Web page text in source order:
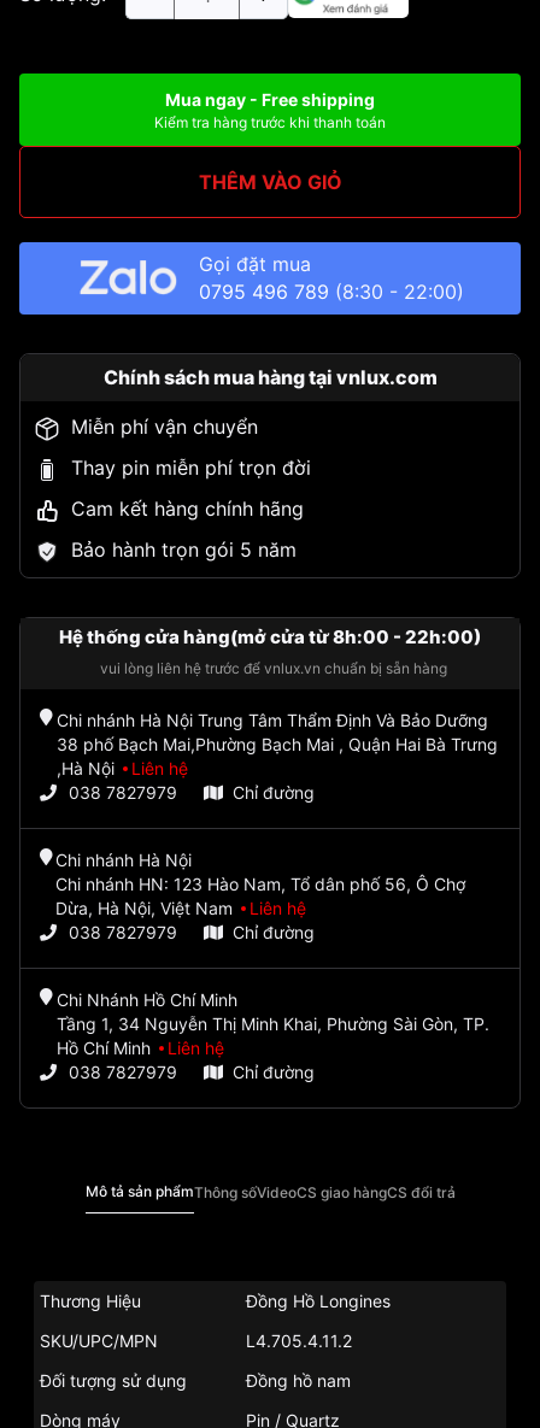
Mua ngay - Free shipping
Kiểm tra hàng trước khi thanh toán
THÊM VÀO GIỎ
Gọi đặt mua
0795 496 789 (8:30 - 22:00)
Chính sách mua hàng tại vnlux.com
Miễn phí vận chuyển
Thay pin miễn phí trọn đời
Cam kết hàng chính hãng
Bảo hành trọn gói 5 năm
Hệ thống cửa hàng(mở cửa từ 8h:00 - 22h:00)
vui lòng liên hệ trước để vnlux.vn chuẩn bị sẵn hàng
Chi nhánh Hà Nội Trung Tâm Thẩm Định Và Bảo Dưỡng
38 phố Bạch Mai,Phường Bạch Mai , Quận Hai Bà Trưng
,Hà Nội
Liên hệ
038 7827979
Chỉ đường
Chi nhánh Hà Nội
Chi nhánh HN: 123 Hào Nam, Tổ dân phố 56, Ô Chợ
Dừa, Hà Nội, Việt Nam
Liên hệ
038 7827979
Chỉ đường
Chi Nhánh Hồ Chí Minh
Tầng 1, 34 Nguyễn Thị Minh Khai, Phường Sài Gòn, TP.
Hồ Chí Minh
Liên hệ
038 7827979
Chỉ đường
Mô tả sản phẩmThông sốVideoCS giao hàngCS đổi trả
Thương Hiệu
Đồng Hồ Longines
SKU/UPC/MPN
L4.705.4.11.2
Đối tượng sử dụng
Đồng hồ nam
Dòng máy
Pin / Quartz